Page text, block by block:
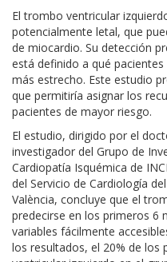
El trombo ventricular
potencialmente letal, que
de miocardio. Su detección
está definido a qué
más estrecho. Este estudio
que permitiría asignar los
pacientes de mayor riesgo.
El estudio, dirigido por el
investigador del Grupo de
Cardiopatía Isquémica de
del Servicio de Cardiología
València, concluye que el
predecirse en los primeros 6
variables fácilmente
los resultados, el 20% de los